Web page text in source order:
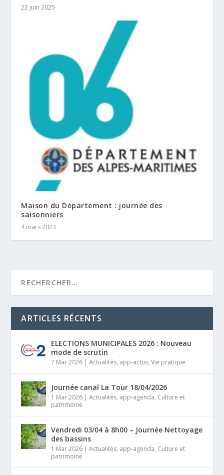
22 juin 2025
Maison du Département : journée des
saisonniers
4 mars 2023
ARTICLES RÉCENTS
ELECTIONS MUNICIPALES 2026 : Nouveau
mode de scrutin
7 Mar 2026 |Actualités, app-actus,Vie pratique
Journée canal La Tour 18/04/2026
1 Mar 2026 |Actualités, app-agenda, Culture et
patrimoine
Vendredi 03/04 à 8h00 – Journée Nettoyage
des bassins
1 Mar 2026 |Actualités, app-agenda, Culture et
patrimoine